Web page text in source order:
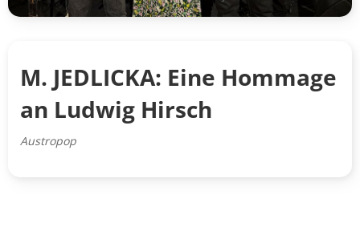
M. JEDLICKA: Eine Hommage
an Ludwig Hirsch
Austropop